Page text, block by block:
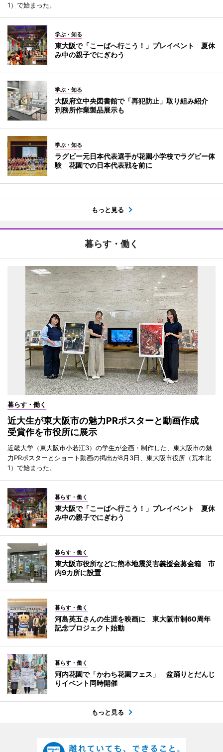
1）で始まった。
学ぶ・知る
東大阪で「こーばへ行こう！」プレイベント 夏休
み中の親子でにぎわう
学ぶ・知る
大阪府立中央図書館で「再犯防止」取り組み紹介
刑務所作業製品展示も
学ぶ・知る
ラグビー元日本代表選手が花園小学校でラグビー体
験 花園での日本代表戦を前に
もっと見る
暮らす・働く
暮らす・働く
近大生が東大阪市の魅力PRポスターと動画作成
受賞作を市役所に展示
近畿大学（東大阪市小若江3）の学生が企画・制作した、東大阪市の魅
力PRポスターとショート動画の掲出が8月3日、東大阪市役所（荒本北
1）で始まった。
暮らす・働く
東大阪で「こーばへ行こう！」プレイベント 夏休
み中の親子でにぎわう
暮らす・働く
東大阪市役所などに熊本地震災害義援金募金箱 市
内9カ所に設置
暮らす・働く
河島英五さんの生涯を映画に 東大阪市制60周年
記念プロジェクト始動
暮らす・働く
河内花園で「かわち花園フェス」 盆踊りとだんじ
りイベント同時開催
もっと見る